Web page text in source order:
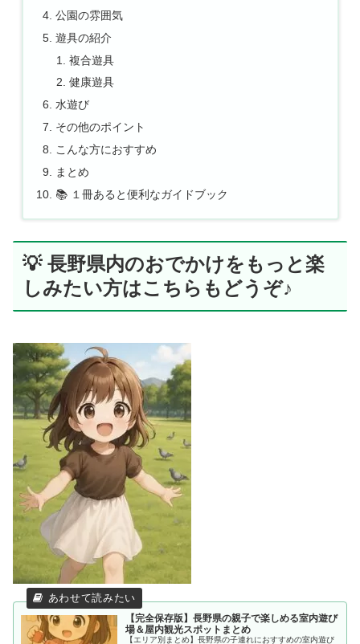
公園の雰囲気
遊具の紹介
複合遊具
健康遊具
水遊び
その他のポイント
こんな方におすすめ
まとめ
📚 １冊あると便利なガイドブック
💡 長野県内のおでかけをもっと楽
しみたい方はこちらもどうぞ♪
【完全保存版】長野県の親子で楽しめる室内遊び
場＆屋内観光スポットまとめ
【エリア別まとめ】長野県の子連れにおすすめの室内遊び